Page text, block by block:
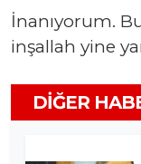
İnanıyorum.
inşallah yine
DIĞER